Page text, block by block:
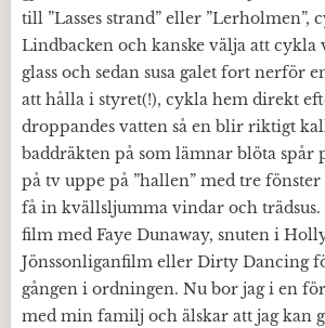
till ”Lasses strand” eller ”Lerholmen”,
Lindbacken och kanske välja att cykla
glass och sedan susa galet fort nerför
att hålla i styret(!), cykla hem direkt
droppandes vatten så en blir riktigt
baddräkten på som lämnar blöta spår
på tv uppe på ”hallen” med tre
få in kvällsljumma vindar och trädsus.
film med Faye Dunaway, snuten i
Jönssonliganfilm eller Dirty Dancing
gången i ordningen. Nu bor jag i en
med min familj och älskar att jag kan